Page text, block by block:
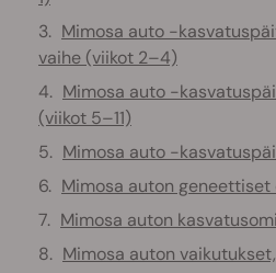
Mimosa auto -
vaihe (viikot 2–4)
Mimosa auto -
(viikot 5–11)
Mimosa auto -
Mimosa auton
Mimosa auton
Mimosa auton